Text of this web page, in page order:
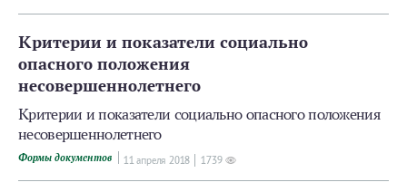
Критерии и показатели социально
опасного положения
несовершеннолетнего
Критерии и показатели социально опасного положения
несовершеннолетнего
Формы документов 11 апреля 2018 1739